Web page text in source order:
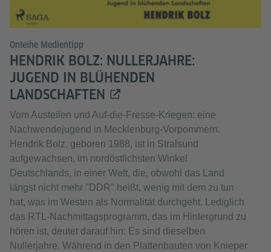
Onleihe Medientipp
HENDRIK BOLZ: NULLERJAHRE:
JUGEND IN BLÜHENDEN
LANDSCHAFTEN
Vom Austeilen und Auf-die-Fresse-Kriegen: eine
Nachwendejugend in Mecklenburg-Vorpommern.
Hendrik Bolz, geboren 1988, ist in Stralsund
aufgewachsen, im nordöstlichsten Winkel
Deutschlands, in einer Welt, die, obwohl das Land
längst nicht mehr "DDR" heißt, wenig mit dem zu tun
hat, was im Westen als Normalität durchgeht. Lediglich
das RTL-Nachmittagsprogramm, das im Hintergrund zu
hören ist, deutet darauf hin: Es sind dieselben
Nullerjahre. Während in den Plattenbauten von Knieper